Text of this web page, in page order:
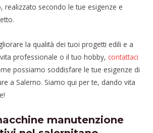
realizzato secondo le tue esigenze e
la qualità dei tuoi progetti edili e a
professionale o il tuo hobby, contattaci
possiamo soddisfare le tue esigenze di
a Salerno. Siamo qui per te, dando vita
manutenzione